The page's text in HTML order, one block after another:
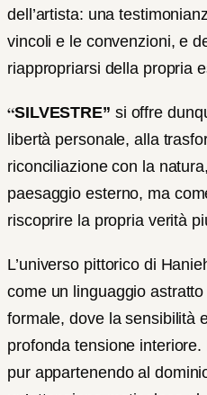
dell’artista: una
vincoli e le convenzioni, e
riappropriarsi della propria
“SILVESTRE” si offre
libertà personale, alla
riconciliazione con la
paesaggio esterno, ma
riscoprire la propria verità
L’universo pittorico di
come un linguaggio
formale, dove la sensibilità
profonda tensione
pur appartenendo al